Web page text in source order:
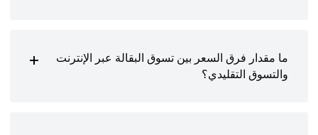
ما مقدار فرق السعر بين تسوق البقالة عبر الإنترنت
والتسوق التقليدي؟